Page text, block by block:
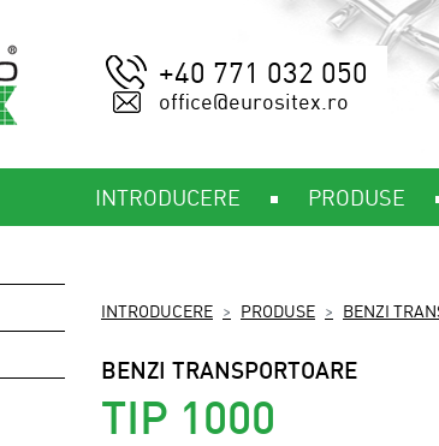
+40 771 032 050
office@eurositex.ro
INTRODUCERE PRODUSE
INTRODUCERE PRODUSE BENZI
BENZI TRANSPORTOARE
TIP 1000